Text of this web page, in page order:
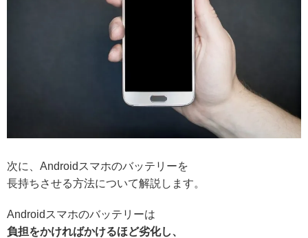
次に、Androidスマホのバッテリーを
長持ちさせる方法について解説します。
Androidスマホのバッテリーは
負担をかければかけるほど劣化し、